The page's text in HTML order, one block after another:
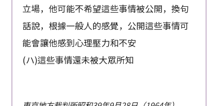
立場，他可能不希望這些事情被公開，換句
話說，根據一般人的感覺，公開這些事情可
能會讓他感到心理壓力和不安
(ハ)這些事情還未被大眾所知